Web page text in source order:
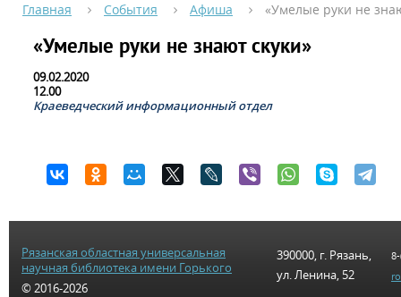
Главная События Афиша «Умелые руки не
«Умелые руки не знают скуки»
09.02.2020
12.00
Краеведческий информационный отдел
Рязанская областная универсальная
научная библиотека имени Горького
© 2016-2026
390000, г. Рязань,
ул. Ленина, 52